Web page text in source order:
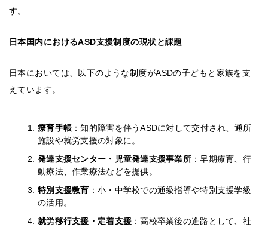
す。
日本国内におけるASD支援制度の現状と課題
日本においては、以下のような制度がASDの子どもと家族を支
えています。
療育手帳 ：知的障害を伴うASDに対して交付され、通所
施設や就労支援の対象に。
発達支援センター・児童発達支援事業所 ：早期療育、行
動療法、作業療法などを提供。
特別支援教育 ：小・中学校での通級指導や特別支援学級
の活用。
就労移行支援・定着支援 ：高校卒業後の進路として、社